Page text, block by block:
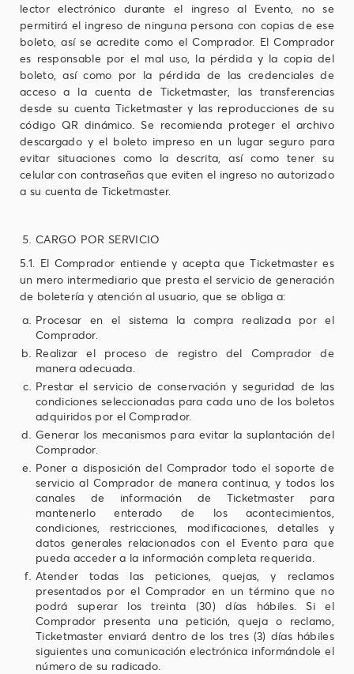
lector electrónico durante el ingreso al Evento, no se
permitirá el ingreso de ninguna persona con copias de ese
boleto, así se acredite como el Comprador. El Comprador
es responsable por el mal uso, la pérdida y la copia del
boleto, así como por la pérdida de las credenciales de
acceso a la cuenta de Ticketmaster, las transferencias
desde su cuenta Ticketmaster y las reproducciones de su
código QR dinámico. Se recomienda proteger el archivo
descargado y el boleto impreso en un lugar seguro para
evitar situaciones como la descrita, así como tener su
celular con contraseñas que eviten el ingreso no autorizado
a su cuenta de Ticketmaster.
CARGO POR SERVICIO
5.1. El Comprador entiende y acepta que Ticketmaster es
un mero intermediario que presta el servicio de generación
de boletería y atención al usuario, que se obliga a:
Procesar en el sistema la compra realizada por el
Comprador.
Realizar el proceso de registro del Comprador de
manera adecuada.
Prestar el servicio de conservación y seguridad de las
condiciones seleccionadas para cada uno de los boletos
adquiridos por el Comprador.
Generar los mecanismos para evitar la suplantación del
Comprador.
Poner a disposición del Comprador todo el soporte de
servicio al Comprador de manera continua, y todos los
canales de información de Ticketmaster para
mantenerlo enterado de los acontecimientos,
condiciones, restricciones, modificaciones, detalles y
datos generales relacionados con el Evento para que
pueda acceder a la información completa requerida.
Atender todas las peticiones, quejas, y reclamos
presentados por el Comprador en un término que no
podrá superar los treinta (30) días hábiles. Si el
Comprador presenta una petición, queja o reclamo,
Ticketmaster enviará dentro de los tres (3) días hábiles
siguientes una comunicación electrónica informándole el
número de su radicado.